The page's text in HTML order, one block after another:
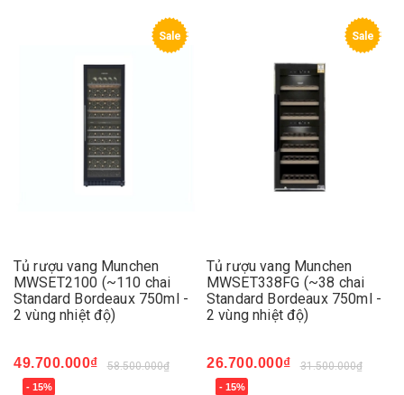
Sale
Tủ rượu vang Munchen
MWSET2100 (~110 chai
Standard Bordeaux 750ml -
2 vùng nhiệt độ)
49.700.000₫ 58.500.000₫
- 15%
Sale
Tủ rượu vang Munchen
MWSET338FG (~38 chai
Standard Bordeaux 750ml -
2 vùng nhiệt độ)
26.700.000₫ 31.500.000₫
- 15%